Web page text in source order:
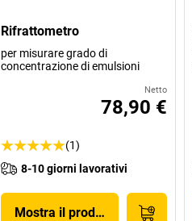
Rifrattometro
per misurare grado di
concentrazione di emulsioni
Netto
78,90 €
(1)
8-10 giorni lavorativi
Mostra il prodotto